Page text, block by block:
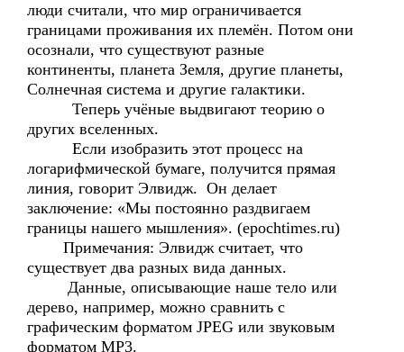
люди считали, что мир ограничивается
границами проживания их племён. Потом они
осознали, что существуют разные
континенты, планета Земля, другие планеты,
Солнечная система и другие галактики.
Теперь учёные выдвигают теорию о
других вселенных.
Если изобразить этот процесс на
логарифмической бумаге, получится прямая
линия, говорит Элвидж. Он делает
заключение: «Мы постоянно раздвигаем
границы нашего мышления». (epochtimes.ru)
Примечания: Элвидж считает, что
существует два разных вида данных.
Данные, описывающие наше тело или
дерево, например, можно сравнить с
графическим форматом JPEG или звуковым
форматом MP3.